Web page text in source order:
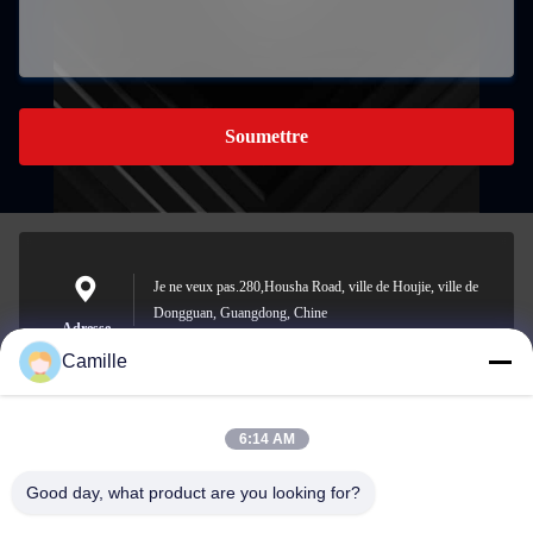
Soumettre
Adresse
Je ne veux pas.280,Housha Road, ville de Houjie, ville de
Dongguan, Guangdong, Chine
E-mail
sunny.xu@woolsche.com
Camille
6:14 AM
Good day, what product are you looking for?